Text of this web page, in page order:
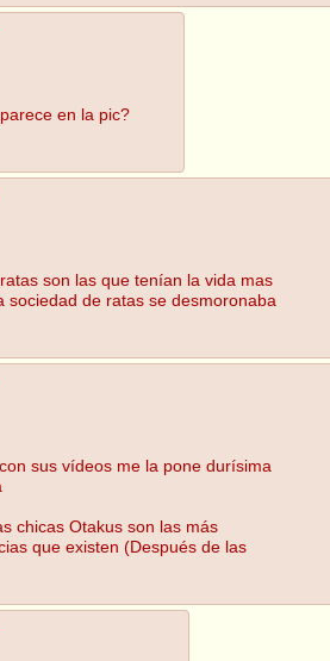
en la pic?
son las que tenían la vida mas
sociedad de ratas se desmoronaba
sus vídeos me la pone durísima
chicas Otakus son las más
que existen (Después de las